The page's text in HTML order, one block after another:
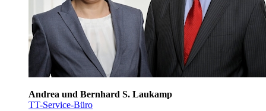
Andrea und Bernhard S. Laukamp
TT-Service-Büro